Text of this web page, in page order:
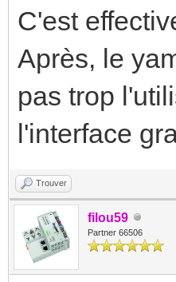
type:
- name:
C'est
Après, le
pas trop
l'interface
Trouver
filou59
Partner 66506